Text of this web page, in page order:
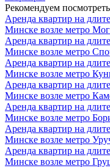
Рекомендуем посмотреть
Аренда квартир на
Минске возле метро
Аренда квартир на
Минске возле метро
Аренда квартир на
Минске возле метро
Аренда квартир на
Минске возле метро
Аренда квартир на
Минске возле метро
Аренда квартир на
Минске возле метро
Аренда квартир на
Минске возле метро